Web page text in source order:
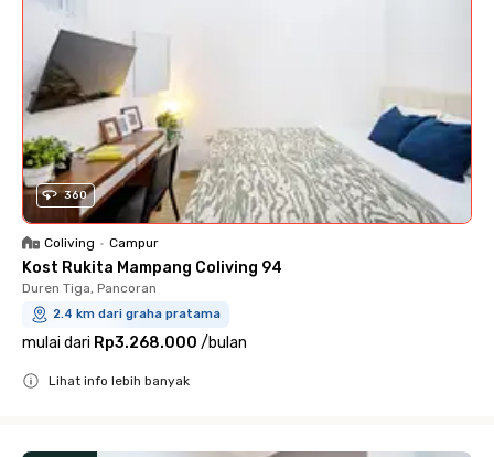
360
Coliving • Campur
Kost Rukita Mampang Coliving 94
Duren Tiga, Pancoran
2.4 km dari graha pratama
mulai dari Rp3.268.000 /bulan
Lihat info lebih banyak